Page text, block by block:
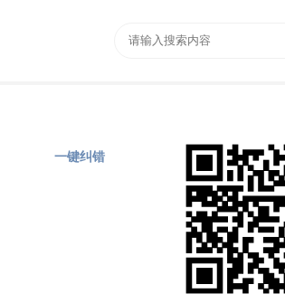
一键纠错